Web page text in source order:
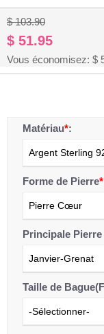
$ 103.90
$ 51.95
Vous économisez: $
Matériau*:
Argent Sterling
Forme de Pierre*
Pierre Cœur
Principale
Janvier-Grenat
Taille de
-Sélectionner-